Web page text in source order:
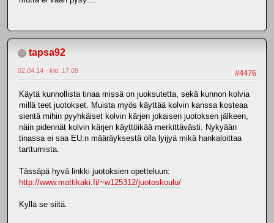
tapsa92
#4476
02.04.14 - klo: 17.09
Käytä kunnollista tinaa missä on juoksutetta, sekä kunnon kolvia
millä teet juotokset. Muista myös käyttää kolvin kanssa kosteaa
sientä mihin pyyhkäiset kolvin kärjen jokaisen juotoksen jälkeen,
näin pidennät kolvin kärjen käyttöikää merkittävästi. Nykyään
tinassa ei saa EU:n määräyksestä olla lyijyä mikä hankaloittaa
tarttumista.
Tässäpä hyvä linkki juotoksien opetteluun:
http://www.mattikaki.fi/~w125312/juotoskoulu/
Kyllä se siitä.